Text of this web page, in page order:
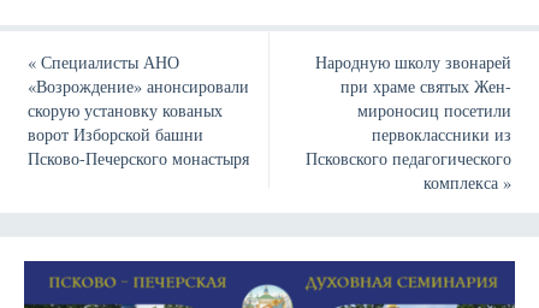
«Специалисты АНО
«Возрождение» анонсировали
скорую установку кованых
ворот Изборской башни
Псково-Печерского монастыря
Народную школу звонарей
при храме святых Жен-
мироносиц посетили
первоклассники из
Псковского педагогического
комплекса»